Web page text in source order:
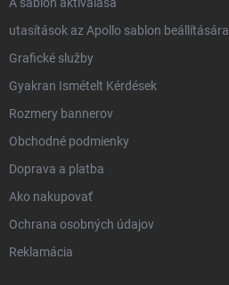
utasítások az Apollo sablon beállítására
Grafické služby
Gyakran Ismételt Kérdések
Rozmery bannerov
Obchodné podmienky
Doprava a platba
Ako nakupovať
Ochrana osobných údajov
Reklamácia